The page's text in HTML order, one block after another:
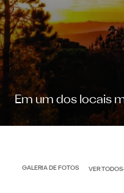
Em um dos locais
GALERIA DE FOTOS VER TODOS